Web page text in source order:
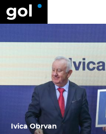
Ivica Obrvan